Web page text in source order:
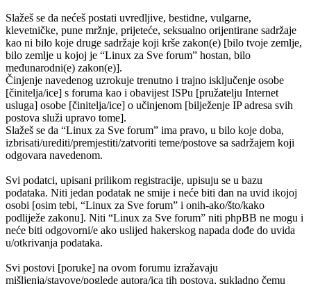
Slažeš se da nećeš postati uvredljive, bestidne, vulgarne,
klevetničke, pune mržnje, prijeteće, seksualno orijentirane sadržaje
kao ni bilo koje druge sadržaje koji krše zakon(e) [bilo tvoje zemlje,
bilo zemlje u kojoj je “Linux za Sve forum” hostan, bilo
međunarodni(e) zakon(e)].
Činjenje navedenog uzrokuje trenutno i trajno isključenje osobe
[činitelja/ice] s foruma kao i obavijest ISPu [pružatelju Internet
usluga] osobe [činitelja/ice] o učinjenom [bilježenje IP adresa svih
postova služi upravo tome].
Slažeš se da “Linux za Sve forum” ima pravo, u bilo koje doba,
izbrisati/urediti/premjestiti/zatvoriti teme/postove sa sadržajem koji
odgovara navedenom.
Svi podatci, upisani prilikom registracije, upisuju se u bazu
podataka. Niti jedan podatak ne smije i neće biti dan na uvid ikojoj
osobi [osim tebi, “Linux za Sve forum” i onih-ako/što/kako
podliježe zakonu]. Niti “Linux za Sve forum” niti phpBB ne mogu i
neće biti odgovorni/e ako uslijed hakerskog napada dođe do uvida
u/otkrivanja podataka.
Svi postovi [poruke] na ovom forumu izražavaju
mišljenja/stavove/poglede autora/ica tih postova, sukladno čemu